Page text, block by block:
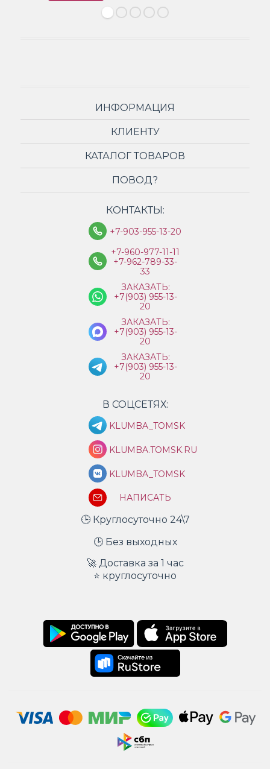
ИНФОРМАЦИЯ
КЛИЕНТУ
КАТАЛОГ ТОВАРОВ
ПОВОД?
КОНТАКТЫ:
+7-903-955-13-20
+7-960-977-11-11
+7-962-789-33-
33
ЗАКАЗАТЬ:
+7(903) 955-13-
20
ЗАКАЗАТЬ:
+7(903) 955-13-
20
ЗАКАЗАТЬ:
+7(903) 955-13-
20
В СОЦСЕТЯХ:
KLUMBA_TOMSK
KLUMBA.TOMSK.RU
KLUMBA_TOMSK
НАПИСАТЬ
🕒 Круглосуточно 24\7
🕒 Без выходных
🚀 Доставка за 1 час
⭐ круглосуточно